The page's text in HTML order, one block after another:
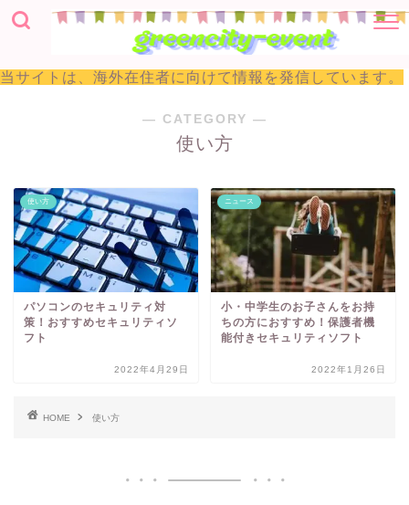
当サイトは、海外在住者に向けて情報を発信しています。
― CATEGORY ―
使い方
使い方
パソコンのセキュリティ対
策！おすすめセキュリティソ
フト
2022年4月29日
ニュース
小・中学生のお子さんをお持
ちの方におすすめ！保護者機
能付きセキュリティソフト
2022年1月26日
HOME 使い方